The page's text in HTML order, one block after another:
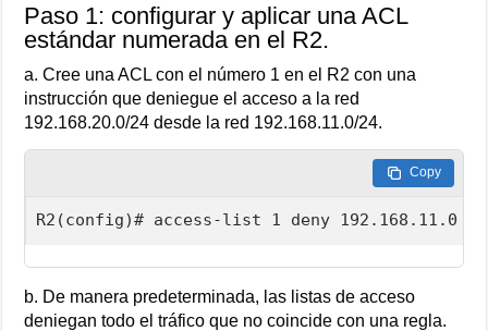
Paso 1: configurar y aplicar una ACL
estándar numerada en el R2.
a. Cree una ACL con el número 1 en el R2 con una
instrucción que deniegue el acceso a la red
192.168.20.0/24 desde la red 192.168.11.0/24.
Copy
R2(config)# access-list 1 deny 192.168.11.0
b. De manera predeterminada, las listas de acceso
deniegan todo el tráfico que no coincide con una regla.